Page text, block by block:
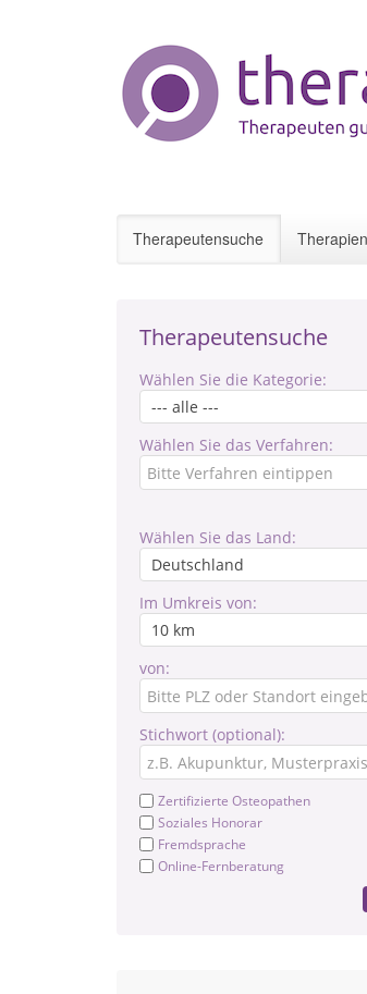
Therapeutensuche
Therapeutensuche
Wählen Sie die Kategorie:
Wählen Sie das Verfahren:
Wählen Sie das Land:
Im Umkreis von:
von:
Stichwort (optional):
Zertifizierte Osteopathen
Soziales Honorar
Fremdsprache
Online-Fernberatung